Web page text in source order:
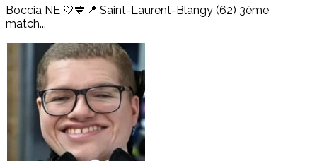
Boccia NE 🤍💙📍 Saint-Laurent-Blangy (62) 3ème
match...